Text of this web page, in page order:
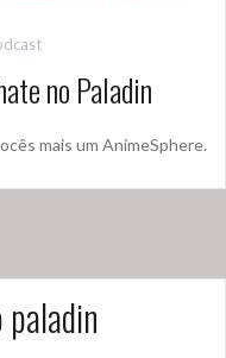
no Paladin
mais um AnimeSphere.